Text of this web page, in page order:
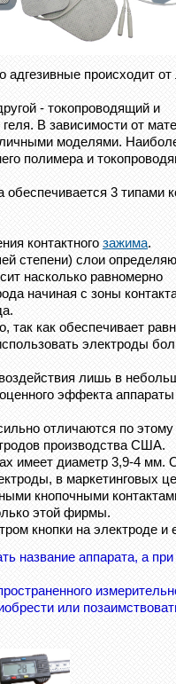
происходит от
- токопроводящий и
В зависимости от
моделями.
полимера и
3 типами
контактного зажима.
степени) слои
насколько равномерно
начиная с зоны
так как обеспечивает
электроды
лишь в
эффекта
отличаются по этому
производства США.
имеет диаметр 3,9-4 мм.
в маркетинговых
кнопочными
этой фирмы.
кнопки на электроде и
название аппарата, а
или